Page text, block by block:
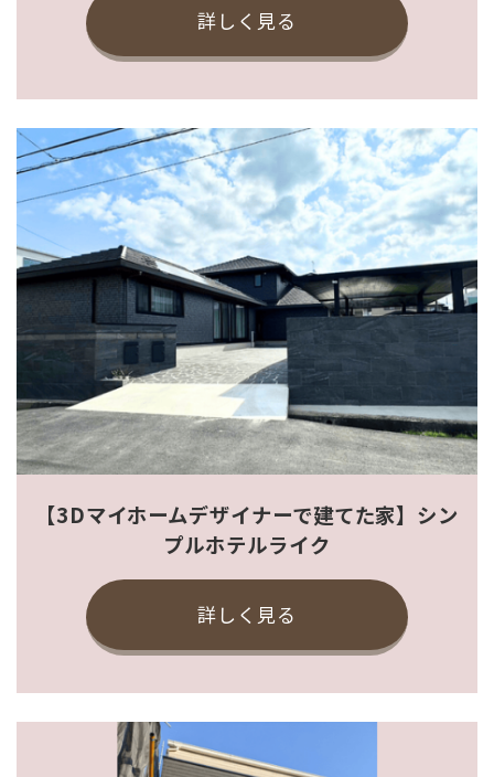
詳しく見る
【3Dマイホームデザイナーで建てた家】シン
プルホテルライク
詳しく見る